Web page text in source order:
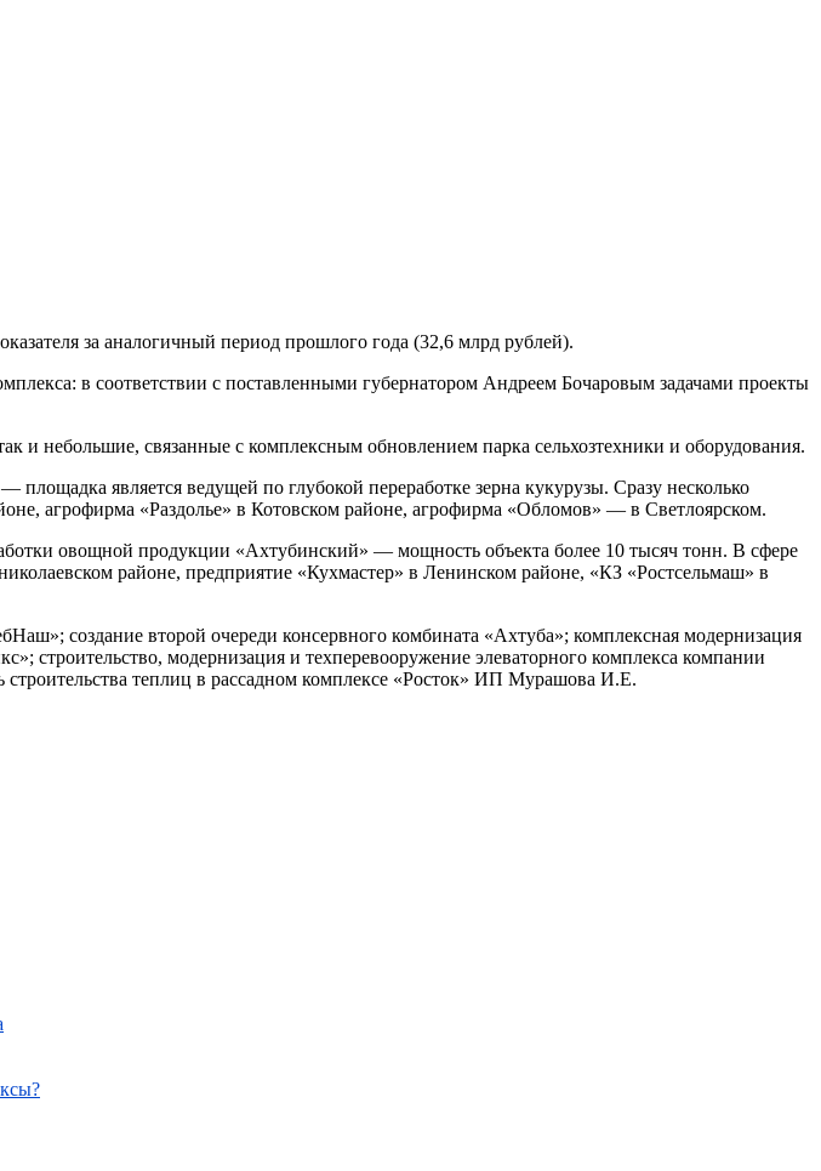
за аналогичный период прошлого года (32,6 млрд рублей).
в соответствии с поставленными губернатором Андреем Бочаровым задачами проекты
небольшие, связанные с комплексным обновлением парка сельхозтехники и оборудования.
является ведущей по глубокой переработке зерна кукурузы. Сразу несколько
агрофирма «Раздолье» в Котовском районе, агрофирма «Обломов» — в Светлоярском.
овощной продукции «Ахтубинский» — мощность объекта более 10 тысяч тонн. В сфере
районе, предприятие «Кухмастер» в Ленинском районе, «КЗ «Ростсельмаш» в
создание второй очереди консервного комбината «Ахтуба»; комплексная модернизация
строительство, модернизация и техперевооружение элеваторного комплекса компании
теплиц в рассадном комплексе «Росток» ИП Мурашова И.Е.